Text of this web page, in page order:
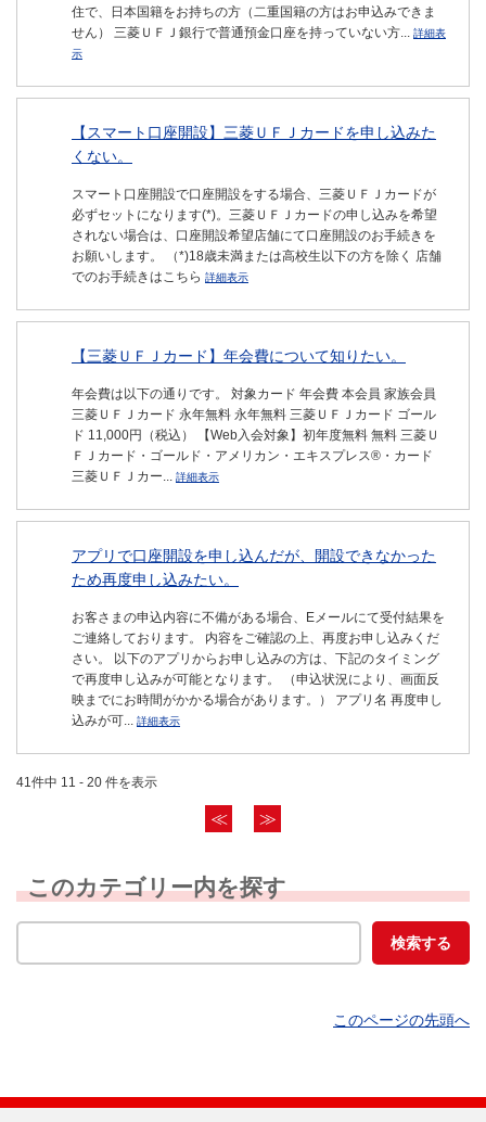
住で、日本国籍をお持ちの方（二重国籍の方はお申込みできま
せん） 三菱ＵＦＪ銀行で普通預金口座を持っていない方... 詳細表
示
【スマート口座開設】三菱ＵＦＪカードを申し込みた
くない。
スマート口座開設で口座開設をする場合、三菱ＵＦＪカードが
必ずセットになります(*)。三菱ＵＦＪカードの申し込みを希望
されない場合は、口座開設希望店舗にて口座開設のお手続きを
お願いします。 （*)18歳未満または高校生以下の方を除く 店舗
でのお手続きはこちら 詳細表示
【三菱ＵＦＪカード】年会費について知りたい。
年会費は以下の通りです。 対象カード 年会費 本会員 家族会員
三菱ＵＦＪカード 永年無料 永年無料 三菱ＵＦＪカード ゴール
ド 11,000円（税込） 【Web入会対象】初年度無料 無料 三菱Ｕ
ＦＪカード・ゴールド・アメリカン・エキスプレス®・カード
三菱ＵＦＪカー... 詳細表示
アプリで口座開設を申し込んだが、開設できなかった
ため再度申し込みたい。
お客さまの申込内容に不備がある場合、Eメールにて受付結果を
ご連絡しております。 内容をご確認の上、再度お申し込みくだ
さい。 以下のアプリからお申し込みの方は、下記のタイミング
で再度申し込みが可能となります。 （申込状況により、画面反
映までにお時間がかかる場合があります。） アプリ名 再度申し
込みが可... 詳細表示
41件中 11 - 20 件を表示
≪ ≫
このカテゴリー内を探す
このページの先頭へ